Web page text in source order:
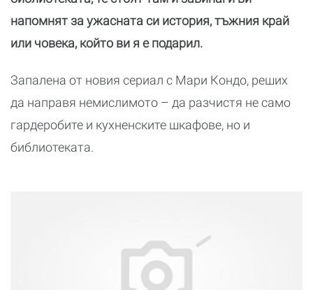
напомнят за ужасната си история, тъжния край
или човека, който ви я е подарил.
Запалена от новия сериал с Мари Кондо, реших
да направя немислимото – да разчистя не само
гардеробите и кухненските шкафове, но и
библиотеката.